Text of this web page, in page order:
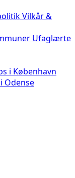
Vilkår &
Ufaglærte
i København
Odense